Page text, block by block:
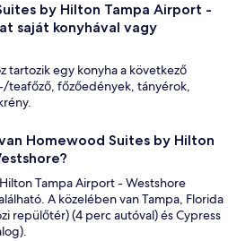
by Hilton Tampa Airport -
saját konyhával vagy
tartozik egy konyha a következő
teafőző, főzőedények, tányérok,
Homewood Suites by Hilton
Tampa Airport - Westshore
A közelében van Tampa, Florida
repülőtér) (4 perc autóval) és Cypress